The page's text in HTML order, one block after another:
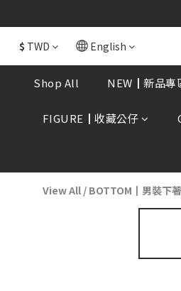
$ TWD English
Shop All NEW┃新品專
FIGURE┃收藏公仔
View All / BOTTOM┃男裝下著